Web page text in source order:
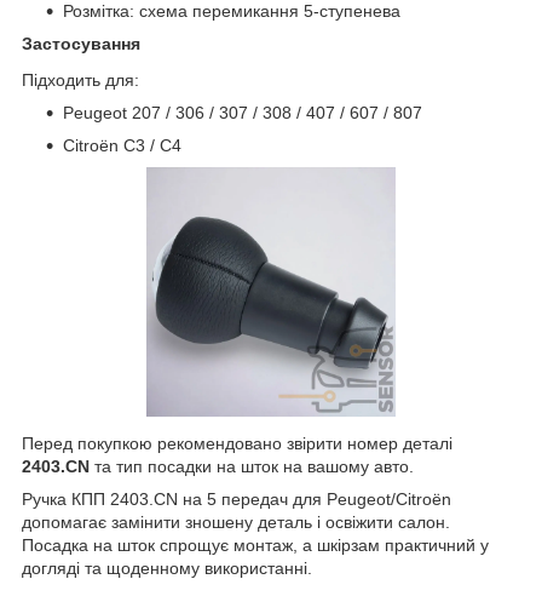
Розмітка: схема перемикання 5-ступенева
Застосування
Підходить для:
Peugeot 207 / 306 / 307 / 308 / 407 / 607 / 807
Citroën C3 / C4
Перед покупкою рекомендовано звірити номер деталі
2403.CN та тип посадки на шток на вашому авто.
Ручка КПП 2403.CN на 5 передач для Peugeot/Citroën
допомагає замінити зношену деталь і освіжити салон.
Посадка на шток спрощує монтаж, а шкірзам практичний у
догляді та щоденному використанні.